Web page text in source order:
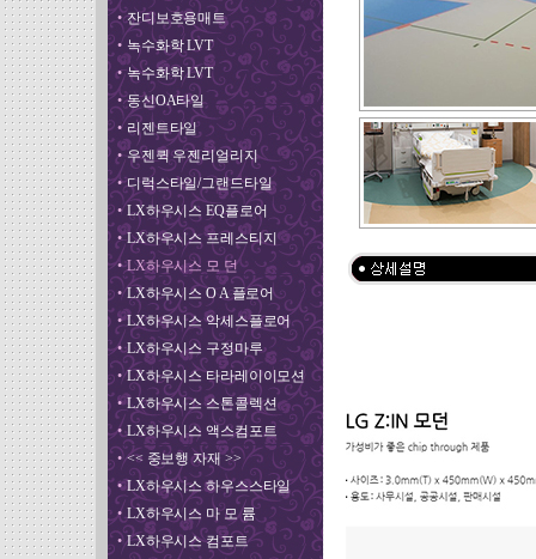
• 잔디보호용매트
• 녹수화학 LVT
• 녹수화학 LVT
• 동신OA타일
• 리젠트타일
• 우젠퀵 우젠리얼리지
• 디럭스타일/그랜드타일
• LX하우시스 EQ플로어
• LX하우시스 프레스티지
• LX하우시스 모 던
• LX하우시스 O A 플로어
• LX하우시스 악세스플로어
• LX하우시스 구정마루
• LX하우시스 타라레이이모션
• LX하우시스 스톤콜렉션
• LX하우시스 액스컴포트
• << 중보행 자재 >>
• LX하우시스 하우스스타일
• LX하우시스 마 모 륨
• LX하우시스 컴포트